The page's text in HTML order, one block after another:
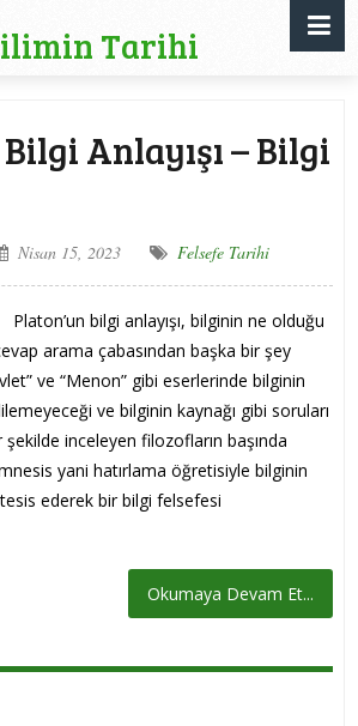
Tarihi
Anlayışı – Bilgi
Nisan 15, 2023 Felsefe Tarihi
Platon’un bilgi anlayışı, bilginin ne olduğu
arama çabasından başka bir şey
ve “Menon” gibi eserlerinde bilginin
ve bilginin kaynağı gibi soruları
şekilde inceleyen filozofların başında
yani hatırlama öğretisiyle bilginin
tesis ederek bir bilgi felsefesi
Okumaya Devam Et...